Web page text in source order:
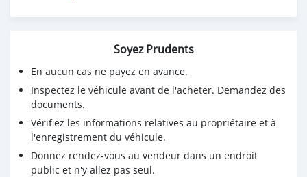
Soyez Prudents
En aucun cas ne payez en avance.
Inspectez le véhicule avant de l'acheter. Demandez des
documents.
Vérifiez les informations relatives au propriétaire et à
l'enregistrement du véhicule.
Donnez rendez-vous au vendeur dans un endroit
public et n'y allez pas seul.